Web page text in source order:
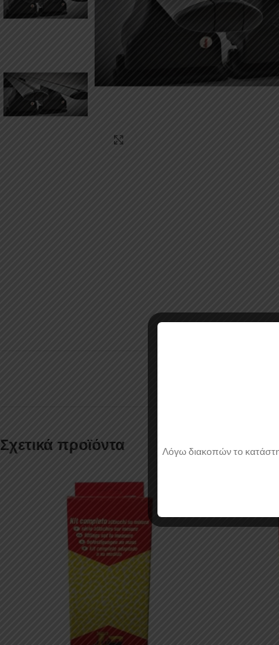
Σχετικά προϊόντα
Λόγω διακοπών το